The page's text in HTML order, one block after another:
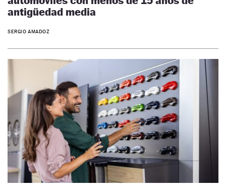
antigüedad media
SERGIO AMADOZ